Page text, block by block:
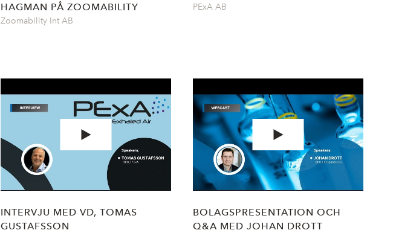
HAGMAN PÅ ZOOMABILITY
Zoomability Int AB
PExA AB
INTERVJU MED VD, TOMAS
GUSTAFSSON
BOLAGSPRESENTATION OCH
Q&A MED JOHAN DROTT